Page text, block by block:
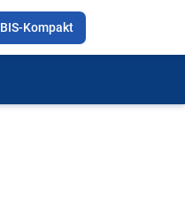
BIS-Kompakt